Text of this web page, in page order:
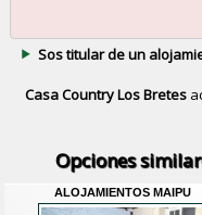
Sos titular de un
Casa Country Los Bretes
Opciones
ALOJAMIENTOS MAIPU